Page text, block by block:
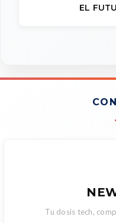
EL
Tu dosis tech,